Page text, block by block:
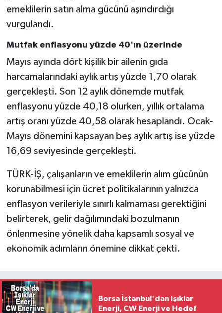
emeklilerin satın alma gücünü aşındırdığı
vurgulandı.
Mutfak enflasyonu yüzde 40'ın üzerinde
Mayıs ayında dört kişilik bir ailenin gıda
harcamalarındaki aylık artış yüzde 1,70 olarak
gerçekleşti. Son 12 aylık dönemde mutfak
enflasyonu yüzde 40,18 olurken, yıllık ortalama
artış oranı yüzde 40,58 olarak hesaplandı. Ocak-
Mayıs dönemini kapsayan beş aylık artış ise yüzde
16,69 seviyesinde gerçekleşti.
TÜRK-İŞ, çalışanların ve emeklilerin alım gücünün
korunabilmesi için ücret politikalarının yalnızca
enflasyon verileriyle sınırlı kalmaması gerektiğini
belirterek, gelir dağılımındaki bozulmanın
önlenmesine yönelik daha kapsamlı sosyal ve
ekonomik adımların önemine dikkat çekti.
Borsa İstanbul'dan Işıklar
Enerji, CW Enerji ve Hedef